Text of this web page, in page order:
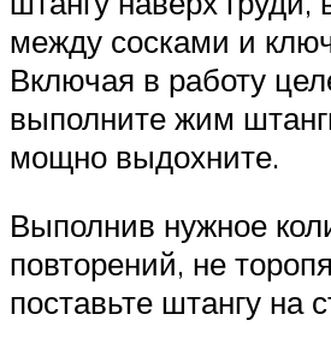
между сосками и
Включая в работу
выполните жим
мощно выдохните.
Выполнив нужное
повторений, не
поставьте штангу на